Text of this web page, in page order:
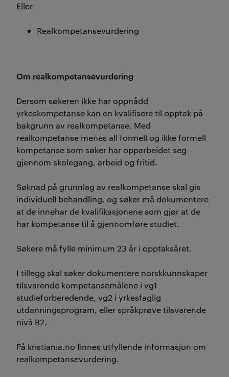
Eller
Realkompetansevurdering
Om realkompetansevurdering
Dersom søkeren ikke har oppnådd
yrkeskompetanse kan en kvalifisere til opptak på
bakgrunn av realkompetanse. Med
realkompetanse menes all formell og ikke formell
kompetanse som søker har opparbeidet seg
gjennom skolegang, arbeid og fritid.
Søknad på grunnlag av realkompetanse skal gis
individuell behandling, og søker må dokumentere
at de innehar de kvalifikasjonene som gjør at de
har kompetanse til å gjennomføre studiet.
Søkere må fylle minimum 23 år i opptaksåret.
I tillegg skal søker dokumentere norskkunnskaper
tilsvarende kompetansemålene i vg1
studieforberedende, vg2 i yrkesfaglig
utdanningsprogram, eller språkprøve tilsvarende
nivå B2.
På kristiania.no finnes utfyllende informasjon om
realkompetansevurdering.